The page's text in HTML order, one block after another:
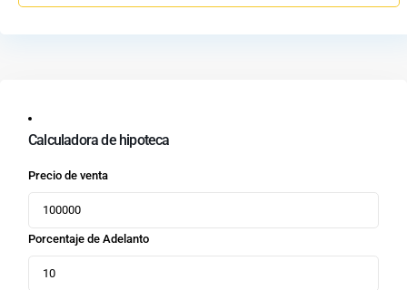
Calculadora de hipoteca
Precio de venta
Porcentaje de Adelanto